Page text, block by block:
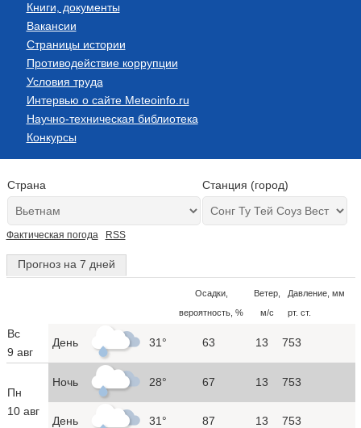
Книги, документы
Вакансии
Страницы истории
Противодействие коррупции
Условия труда
Интервью о сайте Meteoinfo.ru
Научно-техническая библиотека
Конкурсы
Страна Станция (город)
Фактическая погода RSS
Прогноз на 7 дней
Осадки,
вероятность, %
Ветер,
м/с
Давление, мм
рт. ст.
Вс
9 авг
День 31° 63 13 753
Пн
10 авг
Ночь 28° 67 13 753
День 31° 87 13 753